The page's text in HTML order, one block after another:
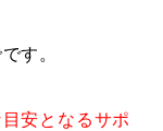
す。
安となるサポ